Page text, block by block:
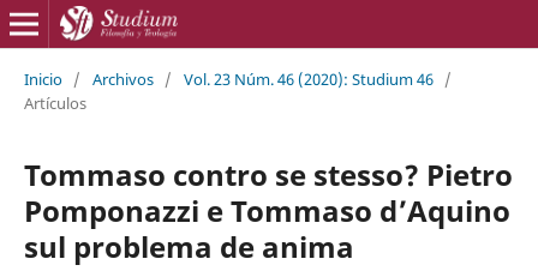
Inicio / Archivos / Vol. 23 Núm. 46 (2020): Studium 46 /
Artículos
Tommaso contro se stesso? Pietro
Pomponazzi e Tommaso d’Aquino
sul problema de anima